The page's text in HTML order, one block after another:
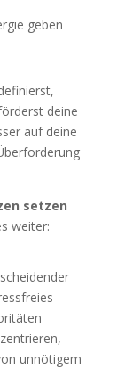
geben
deine
auf deine
setzen
weiter:
unnötigem